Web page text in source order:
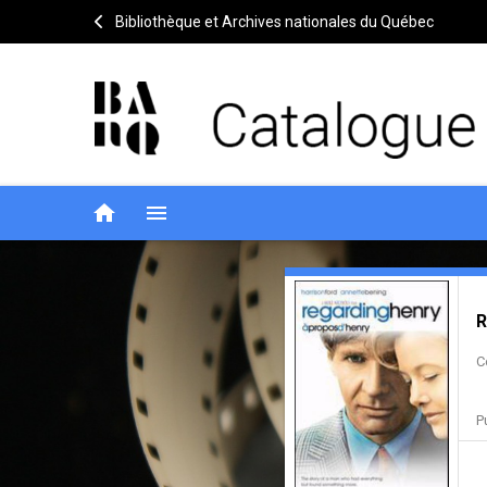
Bibliothèque et Archives nationales du Québec
home menu
Regarding
Henry
À
propos
Notice
header